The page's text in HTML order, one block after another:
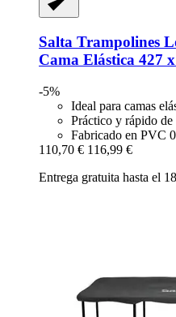
Salta Trampolines
Cama Elástica 427
-5%
Ideal para camas
Práctico y rápido de
Fabricado en PVC
110,70 € 116,99 €
Entrega gratuita hasta el